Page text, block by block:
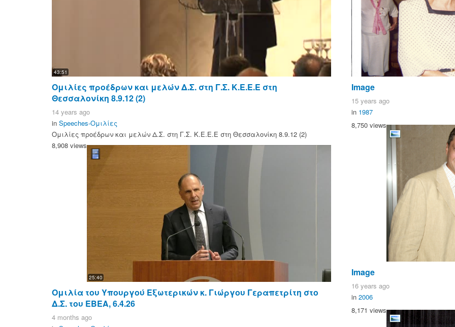
43:51
Ομιλίες προέδρων και μελών Δ.Σ. στη Γ.Σ. Κ.Ε.Ε.Ε στη
Θεσσαλονίκη 8.9.12 (2)
14 years ago
in Speeches-Ομιλίες
Ομιλίες προέδρων και μελών Δ.Σ. στη Γ.Σ. Κ.Ε.Ε.Ε στη Θεσσαλονίκη 8.9.12 (2)
8,908 views
25:40
Ομιλία του Υπουργού Εξωτερικών κ. Γιώργου Γεραπετρίτη στο
Δ.Σ. του ΕΒΕΑ, 6.4.26
4 months ago
Image
15 years ago
in 1987
8,750 views
Image
16 years ago
in 2006
8,171 views